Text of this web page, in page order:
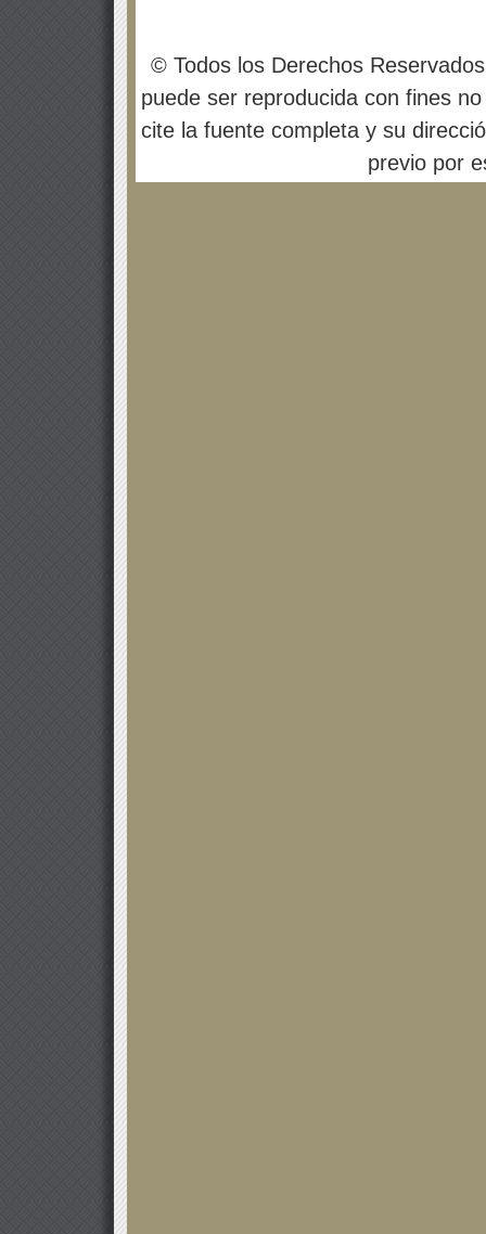
© Todos los Derechos
puede ser reproducida con fines
cite la fuente completa y su
previo por